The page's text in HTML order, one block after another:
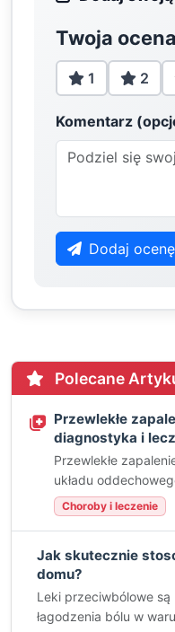
Twoja ocena
1 2
Komentarz
Dodaj ocenę
Polecane
Przewlekłe
diagnostyka i
Przewlekłe
układu
Choroby i leczenie
Jak skutecznie
domu?
Leki przeciwbólowe
łagodzenia bólu w